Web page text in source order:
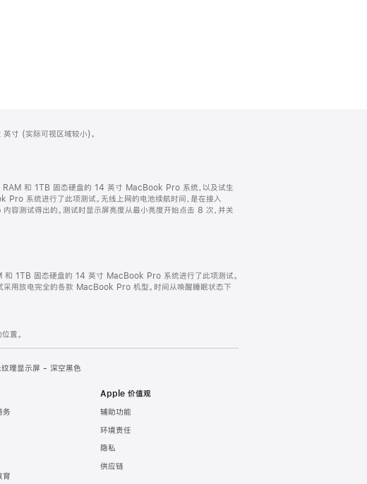
寸 (实际可视区域较小)。
和 1TB 固态硬盘的 14 英寸 MacBook Pro 系统，以及试生
系统进行了此项测试。无线上网的电池续航时间，是在接入
测试得出的。测试时显示屏亮度从最小亮度开始点击 8 次，并关
1TB 固态硬盘的 14 英寸 MacBook Pro 系统进行了此项测试。
放电完全的各款 MacBook Pro 机型。时间从唤醒睡眠状态下
置。
理显示屏 - 深空黑色
务
育
Apple 价值观
辅助功能
环境责任
隐私
供应链